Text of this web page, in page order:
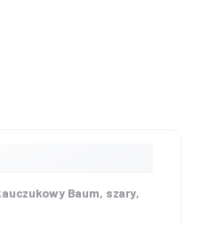
Baum, szary,